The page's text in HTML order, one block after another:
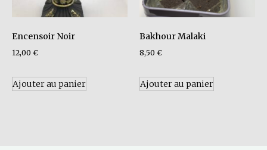
Encensoir Noir
12,00 €
Ajouter au panier
Bakhour Malaki
8,50 €
Ajouter au panier